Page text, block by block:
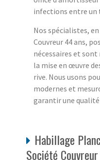
infections entre
Nos spécialistes,
Couvreur 44 ans,
nécessaires et
la mise en œuvre
rive. Nous usons
modernes et
garantir une
Habillage
Société